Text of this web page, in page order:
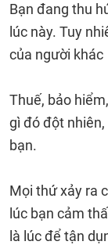
Bạn đang thu
lúc này. Tuy
của người khác
Thuế, bảo
gì đó đột
bạn.
Mọi thứ xảy ra
lúc bạn cảm
là lúc để tận